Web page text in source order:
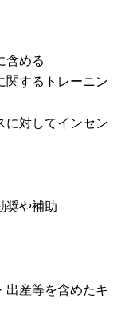
含める
関するトレーニン
に対してインセン
奨や補助
出産等を含めたキ